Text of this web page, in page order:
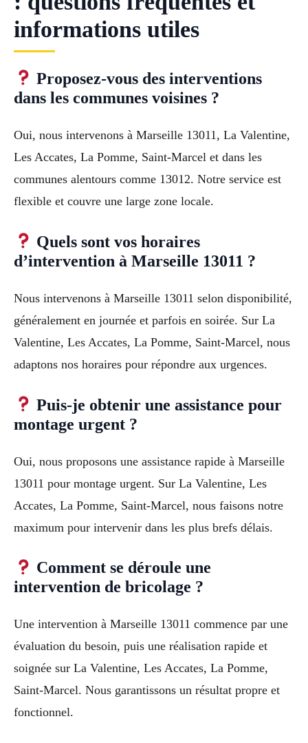
informations utiles
Proposez-vous des interventions
dans les communes voisines ?
Oui, nous intervenons à Marseille 13011, La Valentine,
Les Accates, La Pomme, Saint-Marcel et dans les
communes alentours comme 13012. Notre service est
flexible et couvre une large zone locale.
Quels sont vos horaires
d’intervention à Marseille 13011 ?
Nous intervenons à Marseille 13011 selon disponibilité,
généralement en journée et parfois en soirée. Sur La
Valentine, Les Accates, La Pomme, Saint-Marcel, nous
adaptons nos horaires pour répondre aux urgences.
Puis-je obtenir une assistance pour
montage urgent ?
Oui, nous proposons une assistance rapide à Marseille
13011 pour montage urgent. Sur La Valentine, Les
Accates, La Pomme, Saint-Marcel, nous faisons notre
maximum pour intervenir dans les plus brefs délais.
Comment se déroule une
intervention de bricolage ?
Une intervention à Marseille 13011 commence par une
évaluation du besoin, puis une réalisation rapide et
soignée sur La Valentine, Les Accates, La Pomme,
Saint-Marcel. Nous garantissons un résultat propre et
fonctionnel.